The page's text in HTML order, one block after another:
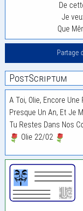
De
Je
Que
Partage
PostScriptum
A Toi, Olie, Encore Une
Presque Un An, Et Je
Tu Restes Dans Nos
Olie 22/02